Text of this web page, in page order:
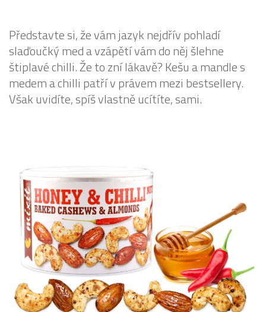
Představte si, že vám jazyk nejdřív pohladí
slaďoučký med a vzápětí vám do něj šlehne
štiplavé chilli. Že to zní lákavě? Kešu a mandle s
medem a chilli patří v právem mezi bestsellery.
Však uvidíte, spíš vlastně ucítíte, sami.